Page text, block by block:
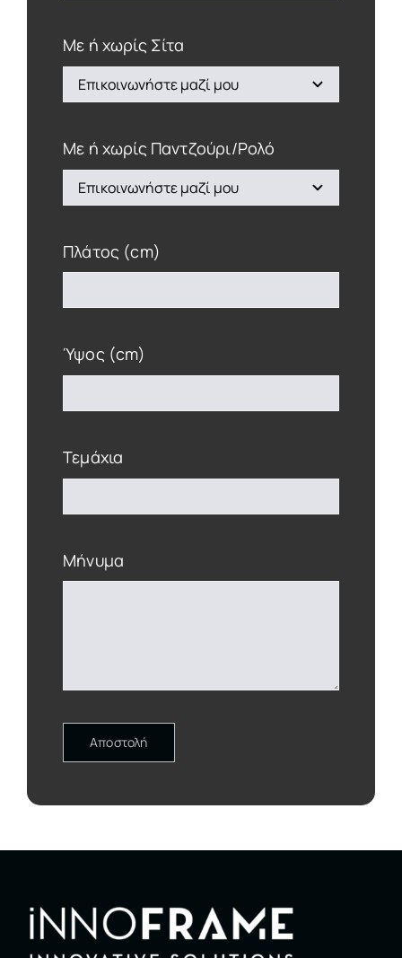
Με ή χωρίς Σίτα
Με ή χωρίς Παντζούρι/Ρολό
Πλάτος (cm)
Ύψος (cm)
Τεμάχια
Μήνυμα
Αποστολή